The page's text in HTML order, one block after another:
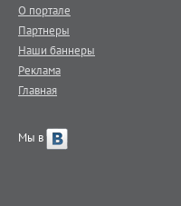
О портале
Партнеры
Наши баннеры
Реклама
Главная
Мы в